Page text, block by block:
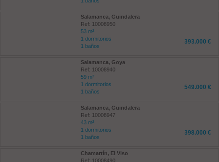
Salamanca, Guindalera
Ref: 10008950
53 m²
1 dormitorios
1 baños
393.000 €
Salamanca, Goya
Ref: 10008940
59 m²
1 dormitorios
1 baños
549.000 €
Salamanca, Guindalera
Ref: 10008947
43 m²
1 dormitorios
1 baños
398.000 €
Chamartín, El Viso
Ref: 10008490